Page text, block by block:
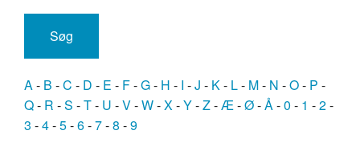
A- B -C - D - E - F-G- H - I -J - K- L- M- N -O- P -
Q- R -S -T- U -V-W-X-Y-Z-Æ-Ø-Å-0 - 1 -2-
3 -4-5-6-7-8 -9